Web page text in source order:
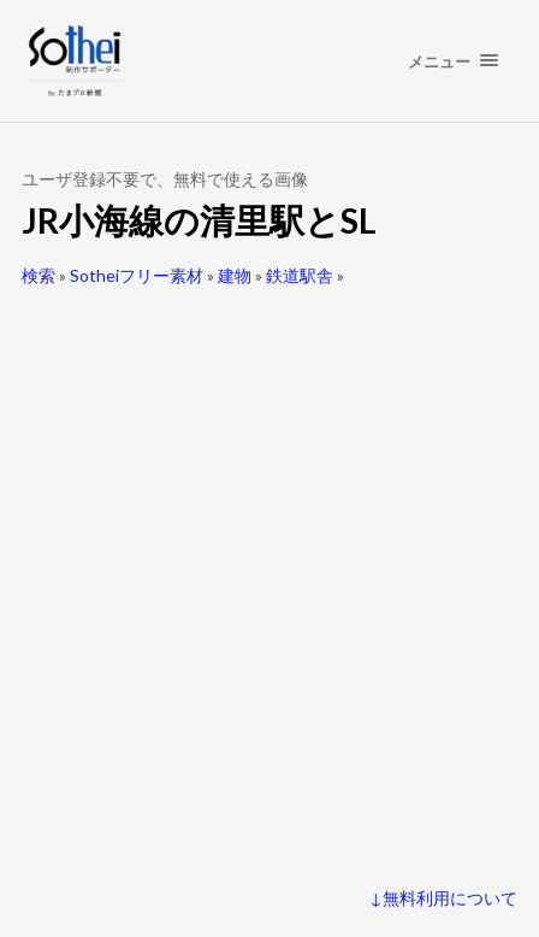
メニュー
ユーザ登録不要で、無料で使える画像
JR小海線の清里駅とSL
検索» Sotheiフリー素材» 建物 » 鉄道駅舎 »
↓無料利用について